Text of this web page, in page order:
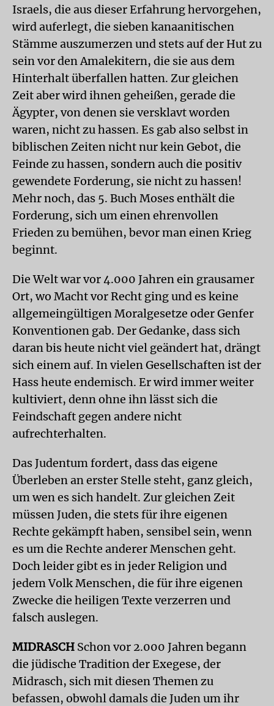
Israels, die aus dieser Erfahrung hervorgehen,
wird auferlegt, die sieben kanaanitischen
Stämme auszumerzen und stets auf der Hut zu
sein vor den Amalekitern, die sie aus dem
Hinterhalt überfallen hatten. Zur gleichen
Zeit aber wird ihnen geheißen, gerade die
Ägypter, von denen sie versklavt worden
waren, nicht zu hassen. Es gab also selbst in
biblischen Zeiten nicht nur kein Gebot, die
Feinde zu hassen, sondern auch die positiv
gewendete Forderung, sie nicht zu hassen!
Mehr noch, das 5. Buch Moses enthält die
Forderung, sich um einen ehrenvollen
Frieden zu bemühen, bevor man einen Krieg
beginnt.
Die Welt war vor 4.000 Jahren ein grausamer
Ort, wo Macht vor Recht ging und es keine
allgemeingültigen Moralgesetze oder Genfer
Konventionen gab. Der Gedanke, dass sich
daran bis heute nicht viel geändert hat, drängt
sich einem auf. In vielen Gesellschaften ist der
Hass heute endemisch. Er wird immer weiter
kultiviert, denn ohne ihn lässt sich die
Feindschaft gegen andere nicht
aufrechterhalten.
Das Judentum fordert, dass das eigene
Überleben an erster Stelle steht, ganz gleich,
um wen es sich handelt. Zur gleichen Zeit
müssen Juden, die stets für ihre eigenen
Rechte gekämpft haben, sensibel sein, wenn
es um die Rechte anderer Menschen geht.
Doch leider gibt es in jeder Religion und
jedem Volk Menschen, die für ihre eigenen
Zwecke die heiligen Texte verzerren und
falsch auslegen.
MIDRASCH Schon vor 2.000 Jahren begann
die jüdische Tradition der Exegese, der
Midrasch, sich mit diesen Themen zu
befassen, obwohl damals die Juden um ihr